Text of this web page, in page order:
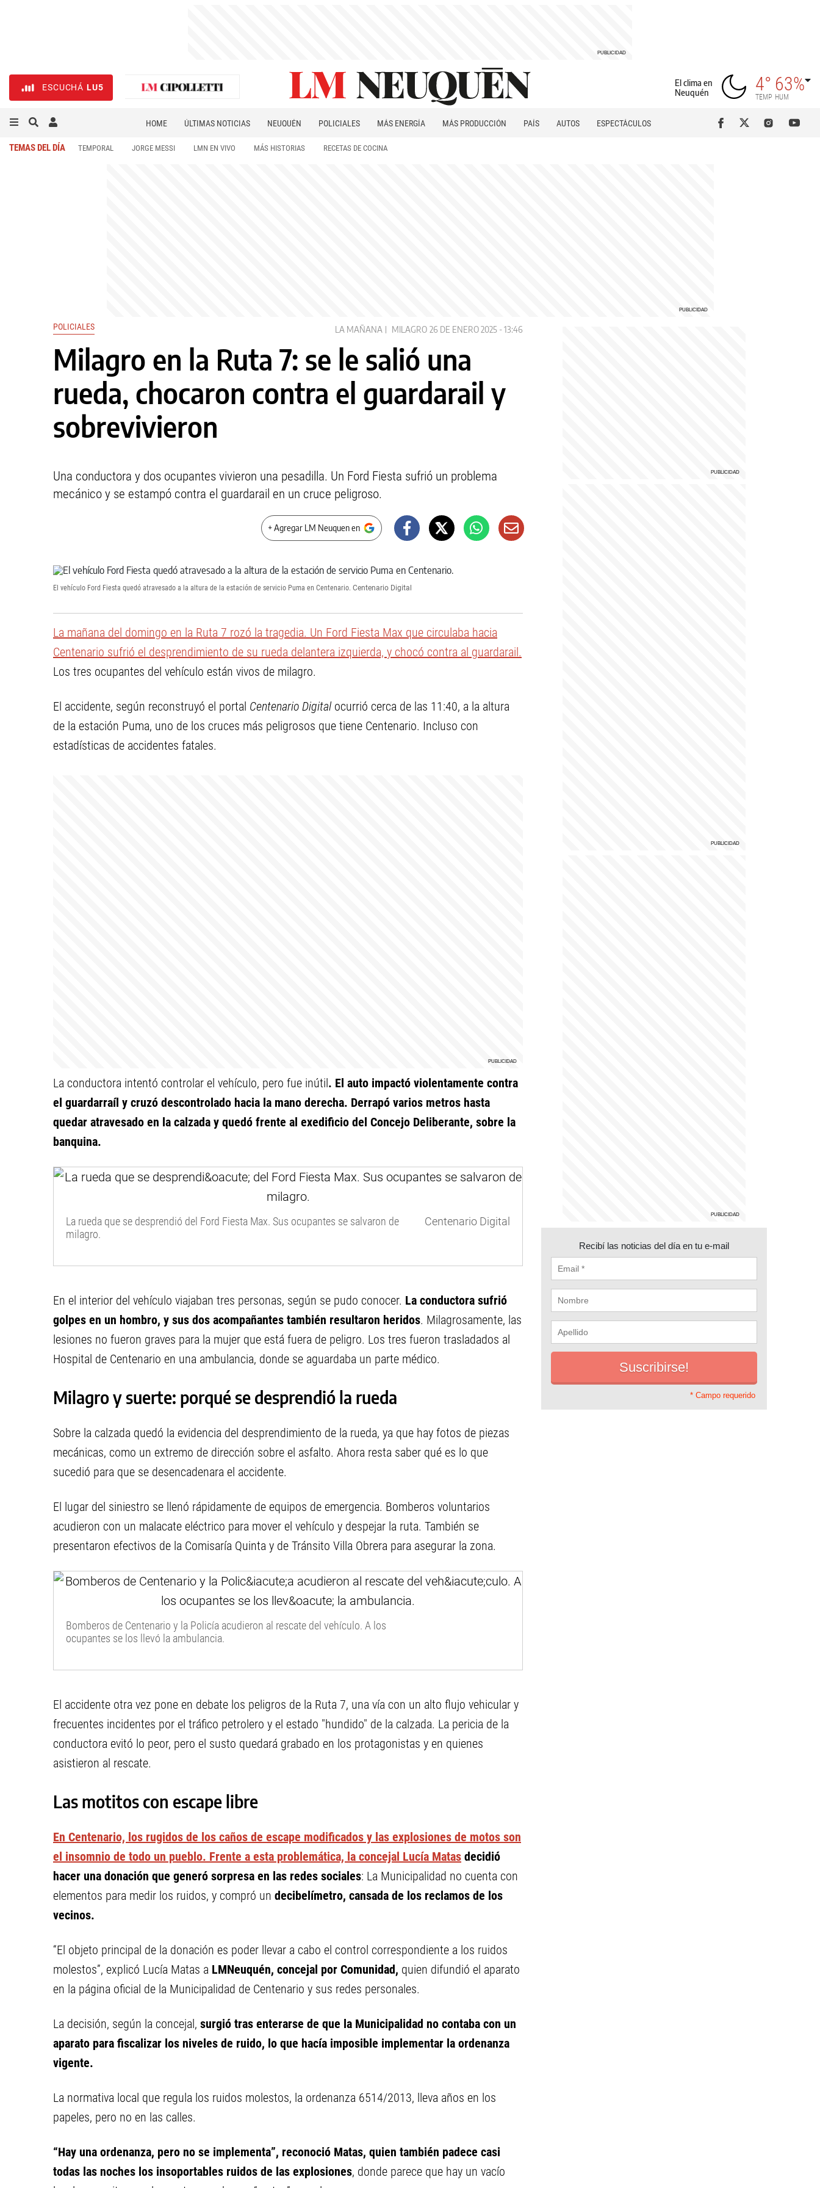
ESCUCHÁ LU5
El clima en
Neuquén
4°
TEMP
63%
HUM
HOME ÚLTIMAS NOTICIAS NEUQUÉN POLICIALES MÁS ENERGÍA MÁS PRODUCCIÓN PAÍS AUTOS
ESPECTÁCULOS
TEMAS DEL DÍA TEMPORAL JORGE MESSI LMN EN VIVO MÁS HISTORIAS RECETAS DE COCINA
POLICIALES LA MAÑANA MILAGRO 26 DE ENERO 2025 - 13:46
Milagro en la Ruta 7: se le salió una
rueda, chocaron contra el guardarail y
sobrevivieron
Una conductora y dos ocupantes vivieron una pesadilla. Un Ford Fiesta sufrió un problema
mecánico y se estampó contra el guardarail en un cruce peligroso.
+ Agregar LM Neuquen en
El vehículo Ford Fiesta quedó atravesado a la altura de la estación de servicio Puma en Centenario. Centenario Digital
La mañana del domingo en la Ruta 7 rozó la tragedia. Un Ford Fiesta Max que circulaba hacia
Centenario sufrió el desprendimiento de su rueda delantera izquierda, y chocó contra al guardarail.
Los tres ocupantes del vehículo están vivos de milagro.
El accidente, según reconstruyó el portal Centenario Digitalocurrió cerca de las 11:40, a la altura
de la estación Puma, uno de los cruces más peligrosos que tiene Centenario. Incluso con
estadísticas de accidentes fatales.
La conductora intentó controlar el vehículo, pero fue inútil. El auto impactó violentamente contra
el guardarraíl y cruzó descontrolado hacia la mano derecha. Derrapó varios metros hasta
quedar atravesado en la calzada y quedó frente al exedificio del Concejo Deliberante, sobre la
banquina.
La rueda que se desprendió del Ford Fiesta Max. Sus ocupantes se salvaron de
milagro.
Centenario Digital
En el interior del vehículo viajaban tres personas, según se pudo conocer. La conductora sufrió
golpes en un hombro, y sus dos acompañantes también resultaron heridos. Milagrosamente, las
lesiones no fueron graves para la mujer que está fuera de peligro. Los tres fueron trasladados al
Hospital de Centenario en una ambulancia, donde se aguardaba un parte médico.
Milagro y suerte: porqué se desprendió la rueda
Sobre la calzada quedó la evidencia del desprendimiento de la rueda, ya que hay fotos de piezas
mecánicas, como un extremo de dirección sobre el asfalto. Ahora resta saber qué es lo que
sucedió para que se desencadenara el accidente.
El lugar del siniestro se llenó rápidamente de equipos de emergencia. Bomberos voluntarios
acudieron con un malacate eléctrico para mover el vehículo y despejar la ruta. También se
presentaron efectivos de la Comisaría Quinta y de Tránsito Villa Obrera para asegurar la zona.
Bomberos de Centenario y la Policía acudieron al rescate del vehículo. A los
ocupantes se los llevó la ambulancia.
El accidente otra vez pone en debate los peligros de la Ruta 7, una vía con un alto flujo vehicular y
frecuentes incidentes por el tráfico petrolero y el estado "hundido" de la calzada. La pericia de la
conductora evitó lo peor, pero el susto quedará grabado en los protagonistas y en quienes
asistieron al rescate.
Las motitos con escape libre
En Centenario, los rugidos de los caños de escape modificados y las explosiones de motos son
el insomnio de todo un pueblo. Frente a esta problemática, la concejal Lucía Matas decidió
hacer una donación que generó sorpresa en las redes sociales: La Municipalidad no cuenta con
elementos para medir los ruidos, y compró un decibelímetro, cansada de los reclamos de los
vecinos.
“El objeto principal de la donación es poder llevar a cabo el control correspondiente a los ruidos
molestos”, explicó Lucía Matas a LMNeuquén, concejal por Comunidad, quien difundió el aparato
en la página oficial de la Municipalidad de Centenario y sus redes personales.
La decisión, según la concejal, surgió tras enterarse de que la Municipalidad no contaba con un
aparato para fiscalizar los niveles de ruido, lo que hacía imposible implementar la ordenanza
vigente.
La normativa local que regula los ruidos molestos, la ordenanza 6514/2013, lleva años en los
papeles, pero no en las calles.
“Hay una ordenanza, pero no se implementa”, reconoció Matas, quien también padece casi
todas las noches los insoportables ruidos de las explosiones, donde parece que hay un vacío
Recibí las noticias del día en tu e-mail
* Campo requerido